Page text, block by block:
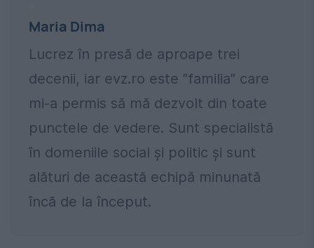
Maria Dima
Lucrez în presă de aproape trei
decenii, iar evz.ro este ”familia” care
mi-a permis să mă dezvolt din toate
punctele de vedere. Sunt specialistă
în domeniile social și politic și sunt
alături de această echipă minunată
încă de la început.